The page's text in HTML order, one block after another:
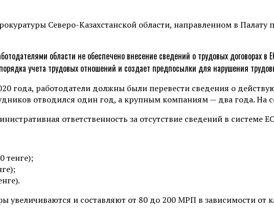
Северо-Казахстанской области, направленном в
области не обеспечено внесение сведений о трудовых договорах
учета трудовых отношений и создает предпосылки для нарушения
года, работодатели должны были перевести сведения о
отводился один год, а крупным компаниям — два года. На
ответственность за отсутствие сведений в системе
тенге);
и составляют от 80 до 200 МРП в зависимости от